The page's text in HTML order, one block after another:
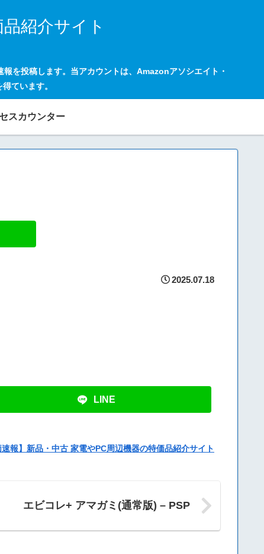
紹介サイト
を投稿します。当アカウントは、Amazonアソシエイト・
ています。
スカウンター
2025.07.18
LINE
速報】新品・中古 家電やPC周辺機器の特価品紹介サイト
エビコレ+ アマガミ(通常版) – PSP